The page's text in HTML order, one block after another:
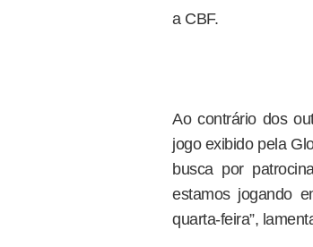
a CBF.
Ao contrário dos
jogo exibido pela
busca por
estamos jogando
quarta-feira”,